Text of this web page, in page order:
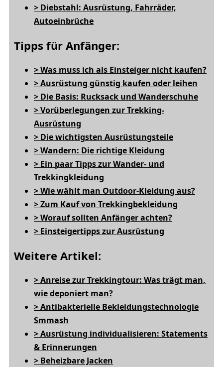
> Diebstahl: Ausrüstung, Fahrräder,
Autoeinbrüche
Tipps für Anfänger:
> Was muss ich als Einsteiger nicht kaufen?
> Ausrüstung günstig kaufen oder leihen
> Die Basis: Rucksack und Wanderschuhe
> Vorüberlegungen zur Trekking-
Ausrüstung
> Die wichtigsten Ausrüstungsteile
> Wandern: Die richtige Kleidung
> Ein paar Tipps zur Wander- und
Trekkingkleidung
> Wie wählt man Outdoor-Kleidung aus?
> Zum Kauf von Trekkingbekleidung
> Worauf sollten Anfänger achten?
> Einsteigertipps zur Ausrüstung
Weitere Artikel:
> Anreise zur Trekkingtour: Was trägt man,
wie deponiert man?
> Antibakterielle Bekleidungstechnologie
Smmash
> Ausrüstung individualisieren: Statements
& Erinnerungen
> Beheizbare Jacken